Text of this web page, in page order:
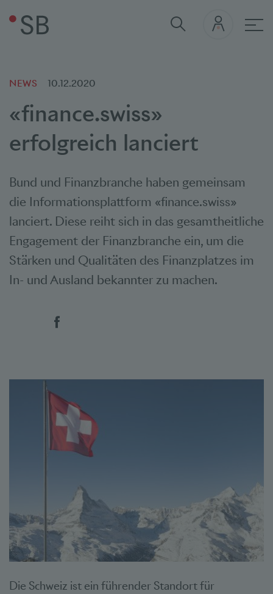
NEWS 10.12.2020
«finance.swiss»
erfolgreich lanciert
Bund und Finanzbranche haben gemeinsam
die Informationsplattform «finance.swiss»
lanciert. Diese reiht sich in das gesamtheitliche
Engagement der Finanzbranche ein, um die
Stärken und Qualitäten des Finanzplatzes im
In- und Ausland bekannter zu machen.
Social Bookmarks
Die Schweiz ist ein führender Standort für